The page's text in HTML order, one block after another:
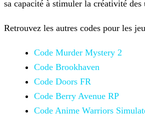
sa capacité à stimuler la créativité des
Retrouvez les autres codes pour les
Code Murder Mystery 2
Code Brookhaven
Code Doors FR
Code Berry Avenue RP
Code Anime Warriors